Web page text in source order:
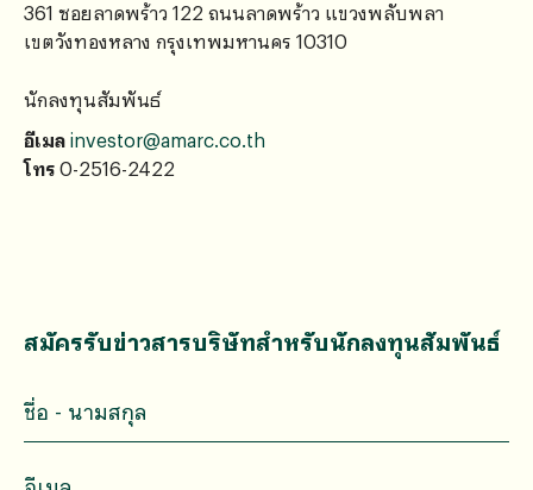
361 ซอยลาดพร้าว 122 ถนนลาดพร้าว แขวงพลับพลา
เขตวังทองหลาง กรุงเทพมหานคร 10310
นักลงทุนสัมพันธ์
อีเมลinvestor@amarc.co.th
โทร0-2516-2422
สมัครรับข่าวสารบริษัทสำหรับนักลงทุนสัมพันธ์